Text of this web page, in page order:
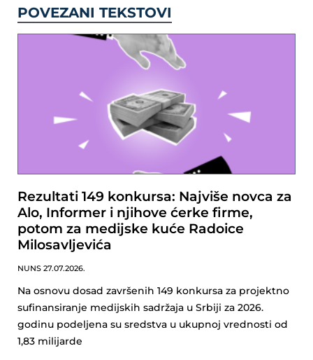
POVEZANI TEKSTOVI
Rezultati 149 konkursa: Najviše novca za
Alo, Informer i njihove ćerke firme,
potom za medijske kuće Radoice
Milosavljevića
NUNS 27.07.2026.
Na osnovu dosad završenih 149 konkursa za projektno
sufinansiranje medijskih sadržaja u Srbiji za 2026.
godinu podeljena su sredstva u ukupnoj vrednosti od
1,83 milijarde